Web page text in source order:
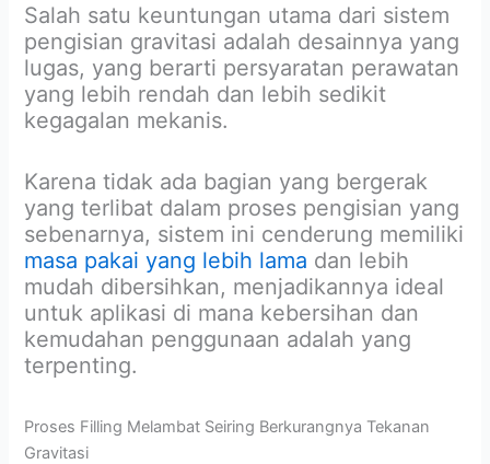
Salah satu keuntungan utama dari sistem
pengisian gravitasi adalah desainnya yang
lugas, yang berarti persyaratan perawatan
yang lebih rendah dan lebih sedikit
kegagalan mekanis.
Karena tidak ada bagian yang bergerak
yang terlibat dalam proses pengisian yang
sebenarnya, sistem ini cenderung memiliki
masa pakai yang lebih lama dan lebih
mudah dibersihkan, menjadikannya ideal
untuk aplikasi di mana kebersihan dan
kemudahan penggunaan adalah yang
terpenting.
Proses Filling Melambat Seiring Berkurangnya Tekanan
Gravitasi